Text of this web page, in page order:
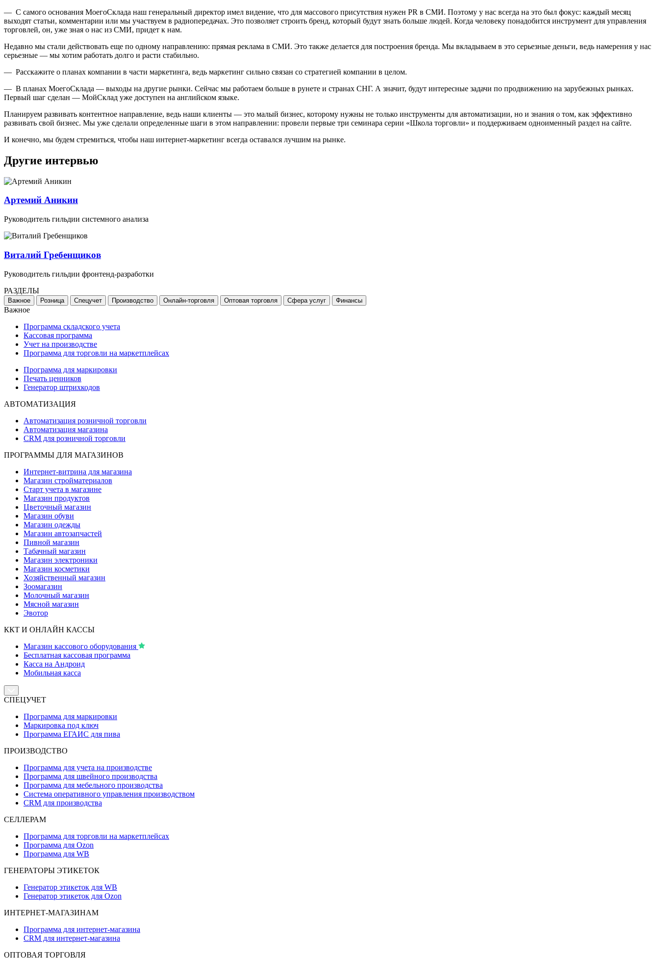
— С самого основания МоегоСклада наш генеральный директор имел видение, что для массового присутствия нужен PR в СМИ. Поэтому у нас всегда на это был фокус: каждый месяц
выходят статьи, комментарии или мы участвуем в радиопередачах. Это позволяет строить бренд, который будут знать больше людей. Когда человеку понадобится инструмент для управления
торговлей, он, уже зная о нас из СМИ, придет к нам.
Недавно мы стали действовать еще по одному направлению: прямая реклама в СМИ. Это также делается для построения бренда. Мы вкладываем в это серьезные деньги, ведь намерения у нас
серьезные — мы хотим работать долго и расти стабильно.
— Расскажите о планах компании в части маркетинга, ведь маркетинг сильно связан со стратегией компании в целом.
— В планах МоегоСклада — выходы на другие рынки. Сейчас мы работаем больше в рунете и странах СНГ. А значит, будут интересные задачи по продвижению на зарубежных рынках.
Первый шаг сделан — МойСклад уже доступен на английском языке.
Планируем развивать контентное направление, ведь наши клиенты — это малый бизнес, которому нужны не только инструменты для автоматизации, но и знания о том, как эффективно
развивать свой бизнес. Мы уже сделали определенные шаги в этом направлении: провели первые три семинара серии «Школа торговли» и поддерживаем одноименный раздел на сайте.
И конечно, мы будем стремиться, чтобы наш интернет-маркетинг всегда оставался лучшим на рынке.
Другие интервью
Артемий Аникин
Руководитель гильдии системного анализа
Виталий Гребенщиков
Руководитель гильдии фронтенд-разработки
РАЗДЕЛЫ
Важное Розница Спецучет Производство Онлайн-торговля Оптовая торговля Сфера услуг Финансы
Важное
Программа складского учета
Кассовая программа
Учет на производстве
Программа для торговли на маркетплейсах
Программа для маркировки
Печать ценников
Генератор штрихкодов
АВТОМАТИЗАЦИЯ
Автоматизация розничной торговли
Автоматизация магазина
CRM для розничной торговли
ПРОГРАММЫ ДЛЯ МАГАЗИНОВ
Интернет-витрина для магазина
Магазин стройматериалов
Старт учета в магазине
Магазин продуктов
Цветочный магазин
Магазин обуви
Магазин одежды
Магазин автозапчастей
Пивной магазин
Табачный магазин
Магазин электроники
Магазин косметики
Хозяйственный магазин
Зоомагазин
Молочный магазин
Мясной магазин
Эвотор
ККТ И ОНЛАЙН КАССЫ
Магазин кассового оборудования
Бесплатная кассовая программа
Касса на Андроид
Мобильная касса
СПЕЦУЧЕТ
Программа для маркировки
Маркировка под ключ
Программа ЕГАИС для пива
ПРОИЗВОДСТВО
Программа для учета на производстве
Программа для швейного производства
Программа для мебельного производства
Система оперативного управления производством
CRM для производства
СЕЛЛЕРАМ
Программа для торговли на маркетплейсах
Программа для Ozon
Программа для WB
ГЕНЕРАТОРЫ ЭТИКЕТОК
Генератор этикеток для WB
Генератор этикеток для Ozon
ИНТЕРНЕТ-МАГАЗИНАМ
Программа для интернет-магазина
CRM для интернет-магазина
ОПТОВАЯ ТОРГОВЛЯ